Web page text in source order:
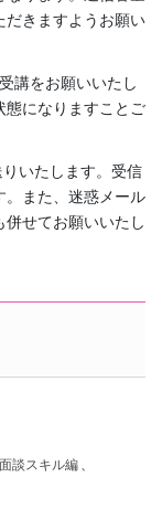
だきますようお願い
講をお願いいたし
態になりますことご
いたします。受信
。また、迷惑メール
せてお願いいたし
面談スキル編 、